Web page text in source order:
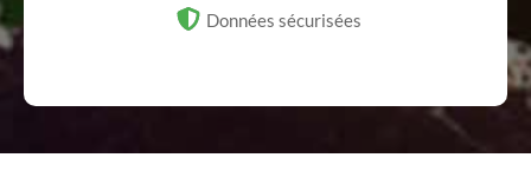
Données sécurisées